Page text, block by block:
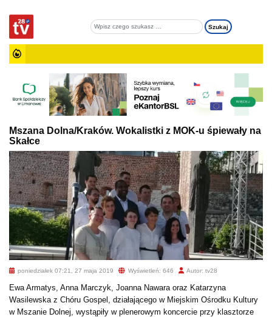
Mszana Dolna/Kraków. Wokalistki z MOK-u śpiewały na
Skałce
poniedziałek 07:21, 27 maja 2019 Wyświetleń: 646 Autor: tv28
Ewa Armatys, Anna Marczyk, Joanna Nawara oraz Katarzyna
Wasilewska z Chóru Gospel, działającego w Miejskim Ośrodku Kultury
w Mszanie Dolnej, wystąpiły w plenerowym koncercie przy klasztorze